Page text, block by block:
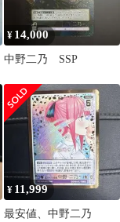
¥ 14,000
中野二乃 SSP
¥ 11,999
最安値、中野二乃